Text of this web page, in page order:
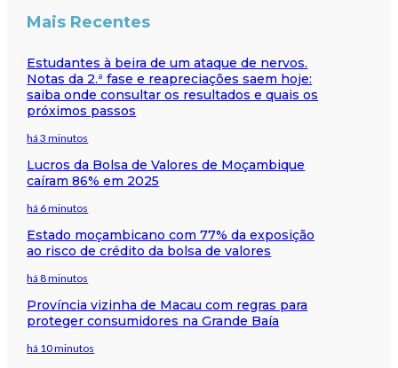
Mais Recentes
Estudantes à beira de um ataque de nervos.
Notas da 2.ª fase e reapreciações saem hoje:
saiba onde consultar os resultados e quais os
próximos passos
há 3 minutos
Lucros da Bolsa de Valores de Moçambique
caíram 86% em 2025
há 6 minutos
Estado moçambicano com 77% da exposição
ao risco de crédito da bolsa de valores
há 8 minutos
Província vizinha de Macau com regras para
proteger consumidores na Grande Baía
há 10 minutos